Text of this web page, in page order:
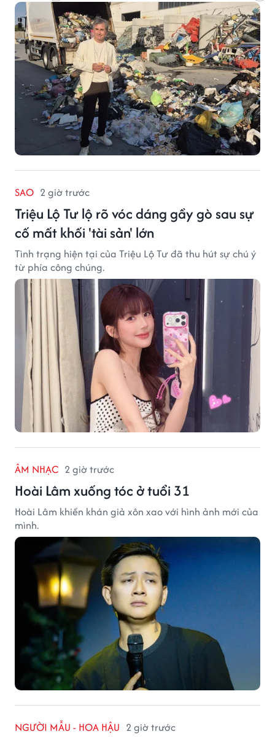
SAO 2 giờ trước
Triệu Lộ Tư lộ rõ vóc dáng gầy gò sau sự
cố mất khối 'tài sản' lớn
Tình trạng hiện tại của Triệu Lộ Tư đã thu hút sự chú ý
từ phía công chúng.
ÂM NHẠC 2 giờ trước
Hoài Lâm xuống tóc ở tuổi 31
Hoài Lâm khiến khán giả xôn xao với hình ảnh mới của
mình.
NGƯỜI MẪU - HOA HẬU 2 giờ trước